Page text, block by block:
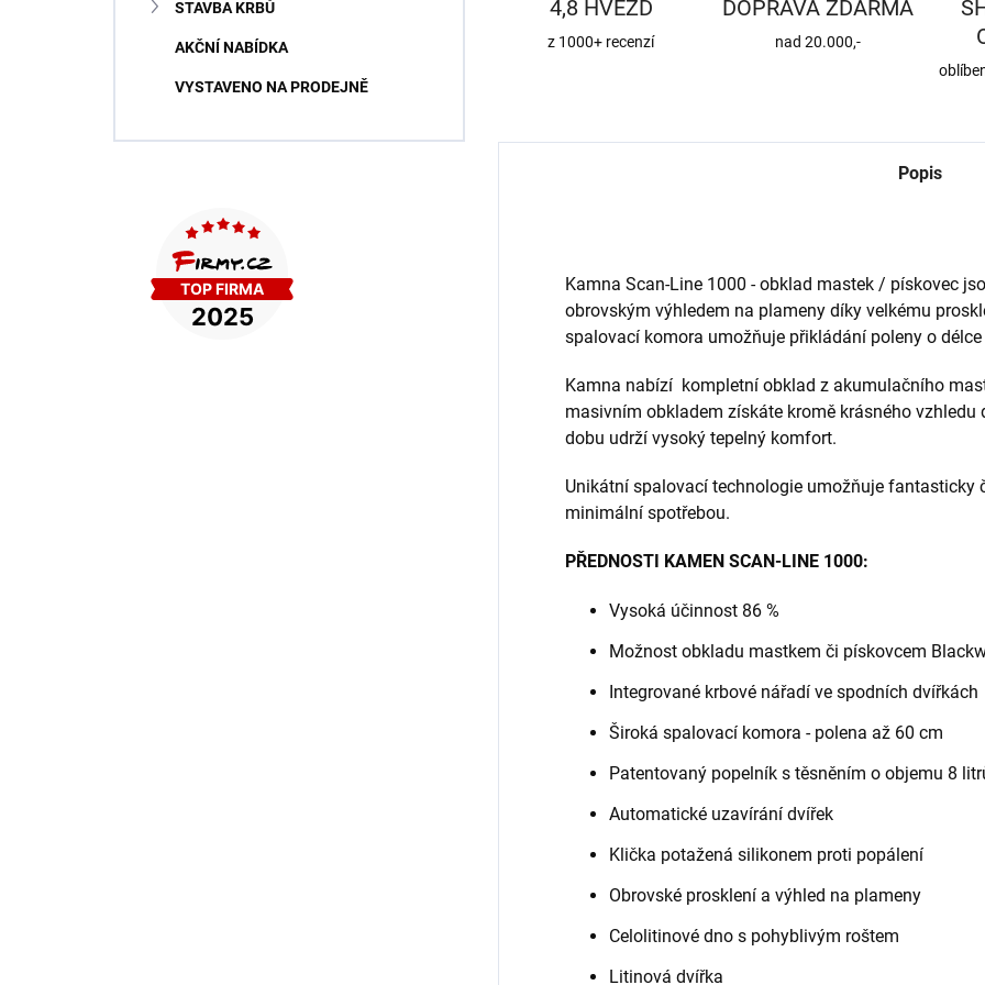
STAVBA KRBŮ
AKČNÍ NABÍDKA
VYSTAVENO NA PRODEJNĚ
4,8 HVĚZD
z 1000+ recenzí
DOPRAVA ZDARMA
nad 20.000,-
Popis
Kamna Scan-Line 1000 - obklad mastek / pískovec
obrovským výhledem na plameny díky velkému
spalovací komora umožňuje přikládání poleny o
Kamna nabízí kompletní obklad z akumulačního
masivním obkladem získáte kromě krásného
dobu udrží vysoký tepelný komfort.
Unikátní spalovací technologie umožňuje fantasticky
minimální spotřebou.
PŘEDNOSTI KAMEN SCAN-LINE 1000:
Vysoká účinnost 86 %
Možnost obkladu mastkem či pískovcem
Integrované krbové nářadí ve spodních dvířkách
Široká spalovací komora - polena až 60 cm
Patentovaný popelník s těsněním o objemu 8
Automatické uzavírání dvířek
Klička potažená silikonem proti popálení
Obrovské prosklení a výhled na plameny
Celolitinové dno s pohyblivým roštem
Litinová dvířka